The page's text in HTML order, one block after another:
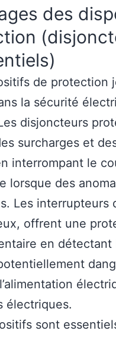
des
de protection
la sécurité
disjoncteurs
surcharges et
interrompant le
lorsque des
Les interrupteurs
offrent une
en détectant
électriques.
sont